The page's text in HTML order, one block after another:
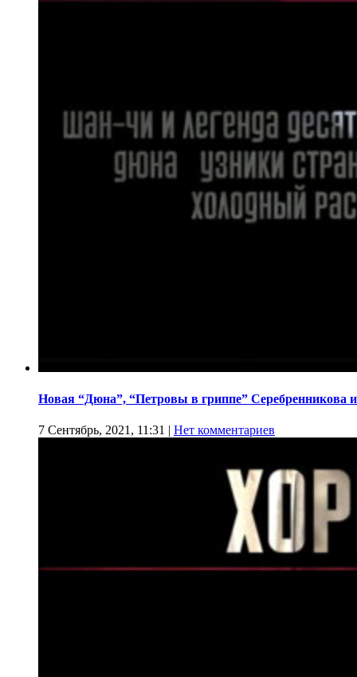
Новая “Дюна”, “Петровы в гриппе” Серебренникова
7 Сентябрь, 2021, 11:31 | Нет комментариев